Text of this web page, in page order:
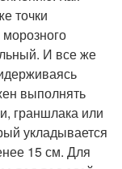
точки
И все же
выполнять
граншлака или
укладывается
15 см. Для